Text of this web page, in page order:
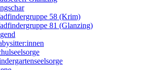
58 (Krim)
81 (Glanzing)